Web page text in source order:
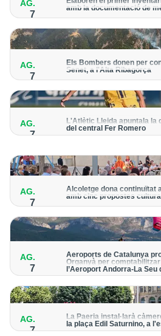
AG.
7
amb la documentació de
Obra de l'Institut Cartogràfic i
AG.
7
Els Bombers donen per
Senet, a l'Alta Ribagorça
El cos manté la vigilància de la
AG.
7
L'Atlètic Lleida apuntala la
del central Fer Romero
AG.
7
Alcoletge dona continuïtat a
amb cinc propostes
Un dels grans protagonistes
AG.
7
Aeroports de Catalunya
Organyà per
l’Aeroport Andorra-La Seu
mòbil per donar pas als avions
AG.
7
La Paeria instal·larà
la plaça Edil Saturnino, a